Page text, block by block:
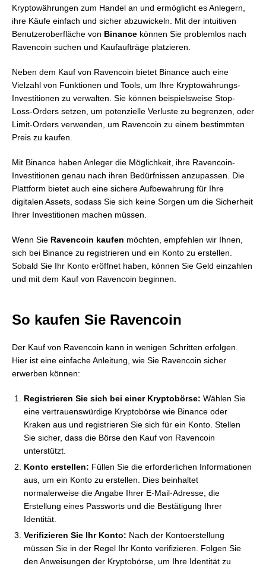
Kryptowährungen zum Handel an und ermöglicht es Anlegern,
ihre Käufe einfach und sicher abzuwickeln. Mit der intuitiven
Benutzeroberfläche von Binance können Sie problemlos nach
Ravencoin suchen und Kaufaufträge platzieren.
Neben dem Kauf von Ravencoin bietet Binance auch eine
Vielzahl von Funktionen und Tools, um Ihre Kryptowährungs-
Investitionen zu verwalten. Sie können beispielsweise Stop-
Loss-Orders setzen, um potenzielle Verluste zu begrenzen, oder
Limit-Orders verwenden, um Ravencoin zu einem bestimmten
Preis zu kaufen.
Mit Binance haben Anleger die Möglichkeit, ihre Ravencoin-
Investitionen genau nach ihren Bedürfnissen anzupassen. Die
Plattform bietet auch eine sichere Aufbewahrung für Ihre
digitalen Assets, sodass Sie sich keine Sorgen um die Sicherheit
Ihrer Investitionen machen müssen.
Wenn Sie Ravencoin kaufen möchten, empfehlen wir Ihnen,
sich bei Binance zu registrieren und ein Konto zu erstellen.
Sobald Sie Ihr Konto eröffnet haben, können Sie Geld einzahlen
und mit dem Kauf von Ravencoin beginnen.
So kaufen Sie Ravencoin
Der Kauf von Ravencoin kann in wenigen Schritten erfolgen.
Hier ist eine einfache Anleitung, wie Sie Ravencoin sicher
erwerben können:
Registrieren Sie sich bei einer Kryptobörse: Wählen Sie
eine vertrauenswürdige Kryptobörse wie Binance oder
Kraken aus und registrieren Sie sich für ein Konto. Stellen
Sie sicher, dass die Börse den Kauf von Ravencoin
unterstützt.
Konto erstellen: Füllen Sie die erforderlichen Informationen
aus, um ein Konto zu erstellen. Dies beinhaltet
normalerweise die Angabe Ihrer E-Mail-Adresse, die
Erstellung eines Passworts und die Bestätigung Ihrer
Identität.
Verifizieren Sie Ihr Konto: Nach der Kontoerstellung
müssen Sie in der Regel Ihr Konto verifizieren. Folgen Sie
den Anweisungen der Kryptobörse, um Ihre Identität zu